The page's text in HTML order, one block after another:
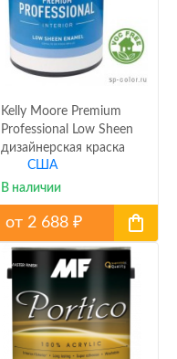
Kelly Moore Premium
Professional Low Sheen
дизайнерская краска
1007-1США
В наличии
от2 688₽